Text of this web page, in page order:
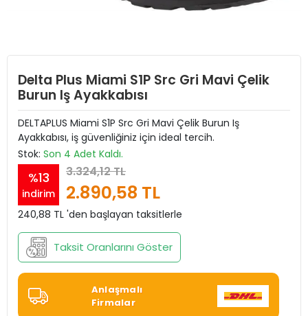
Delta Plus Miami S1P Src Gri Mavi Çelik
Burun Iş Ayakkabısı
DELTAPLUS Miami S1P Src Gri Mavi Çelik Burun Iş
Ayakkabısı, iş güvenliğiniz için ideal tercih.
Stok: Son 4 Adet Kaldı.
%13
indirim
3.324,12 TL
2.890,58 TL
240,88 TL 'den başlayan taksitlerle
Taksit Oranlarını Göster
Anlaşmalı
Firmalar